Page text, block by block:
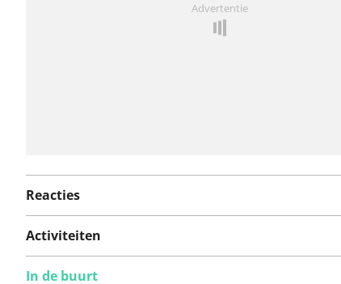
Advertentie
Reacties
Activiteiten
In de buurt